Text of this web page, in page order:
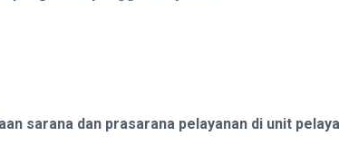
sarana dan prasarana pelayanan di unit